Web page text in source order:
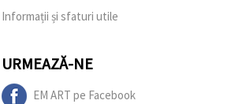
Informații și sfaturi utile
URMEAZĂ-NE
EM ART pe Facebook